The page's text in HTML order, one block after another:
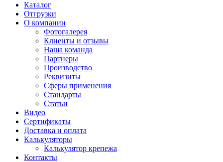
Каталог
Отгрузки
О компании
Фотогалерея
Клиенты и отзывы
Наша команда
Партнеры
Производство
Реквизиты
Сферы применения
Стандарты
Статьи
Видео
Сертификаты
Доставка и оплата
Калькуляторы
Калькулятор крепежа
Контакты